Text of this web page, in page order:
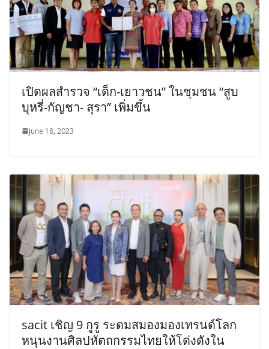
เปิดผลสำรวจ “เด็ก-เยาวชน” ในชุมชน “สูบ
บุหรี่-กัญชา- สุรา” เพิ่มขึ้น
June 18, 2023
sacit เชิญ 9 กูรู ระดมสมองมองเทรนด์โลก
หนุนงานศิลปหัตถกรรมไทยให้โด่งดังใน